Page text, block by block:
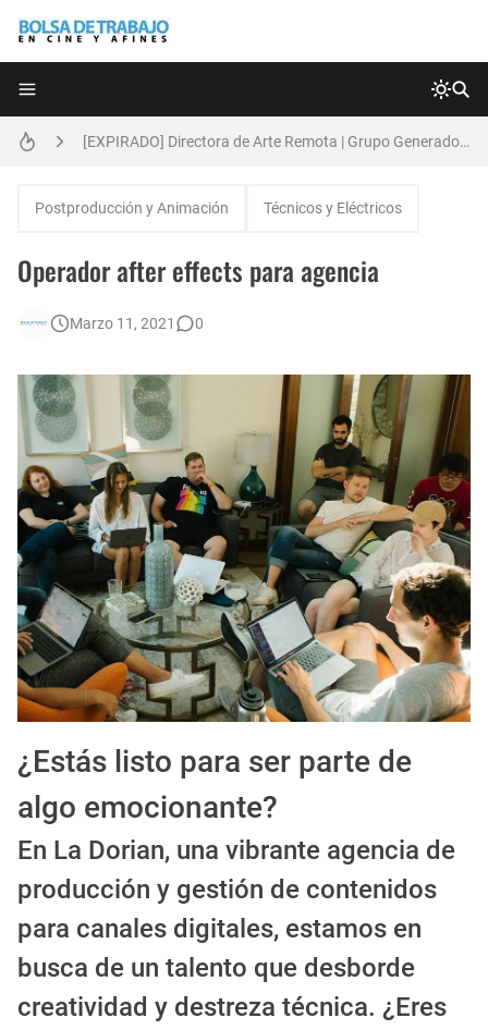
[EXPIRADO] Directora de Arte Remota | Grupo Generadores | Bolsa de Trabajo en Cine y Afines
Búsqueda: Diseñador/a Gráfico Freelance - Cornelia (Remoto)
EXPIRADO: Creative Director en BLOODY (Madrid, España) - Referencia Salarial
Guía definitiva para buscar trabajo de Cine en Argentina (2026) | Sueldos y Sindicatos
Postproducción y Animación Técnicos y Eléctricos
Operador after effects para agencia
Marzo 11, 2021 0
¿Estás listo para ser parte de
algo emocionante?
En La Dorian, una vibrante agencia de
producción y gestión de contenidos
para canales digitales, estamos en
busca de un talento que desborde
creatividad y destreza técnica. ¿Eres